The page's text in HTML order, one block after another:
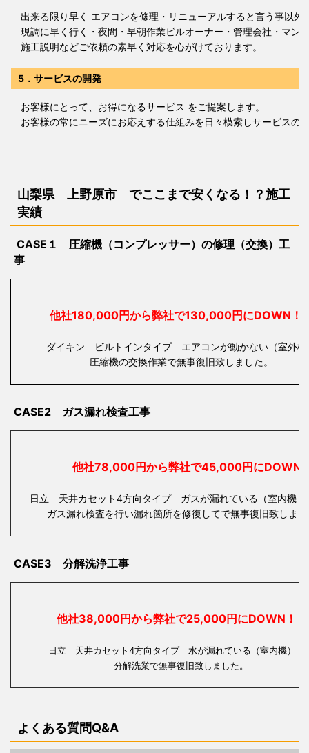
出来る限り早く エアコンを修理・リニューアルすると言う事以外
現調に早く行く・夜間・早朝作業ビルオーナー・管理会社・マン
施工説明などご依頼の素早く対応を心がけております。
5．サービスの開発
お客様にとって、お得になるサービス をご提案します。
お客様の常にニーズにお応えする仕組みを日々模索しサービスの
山梨県 上野原市 でここまで安くなる！？施工
実績
CASE１ 圧縮機（コンプレッサー）の修理（交換）工
事
他社180,000円から弊社で130,000円に
ダイキン ビルトインタイプ エアコンが動かない（室外機
圧縮機の交換作業で無事復旧致しました。
CASE2 ガス漏れ検査工事
他社78,000円から弊社で45,000円にDOWN
日立 天井カセット4方向タイプ ガスが漏れている（室内機・
ガス漏れ検査を行い漏れ箇所を修復してで無事復旧致しま
CASE3 分解洗浄工事
他社38,000円から弊社で25,000円にDOWN！
日立 天井カセット4方向タイプ 水が漏れている（室内
分解洗業で無事復旧致しました。
よくある質問Q&A